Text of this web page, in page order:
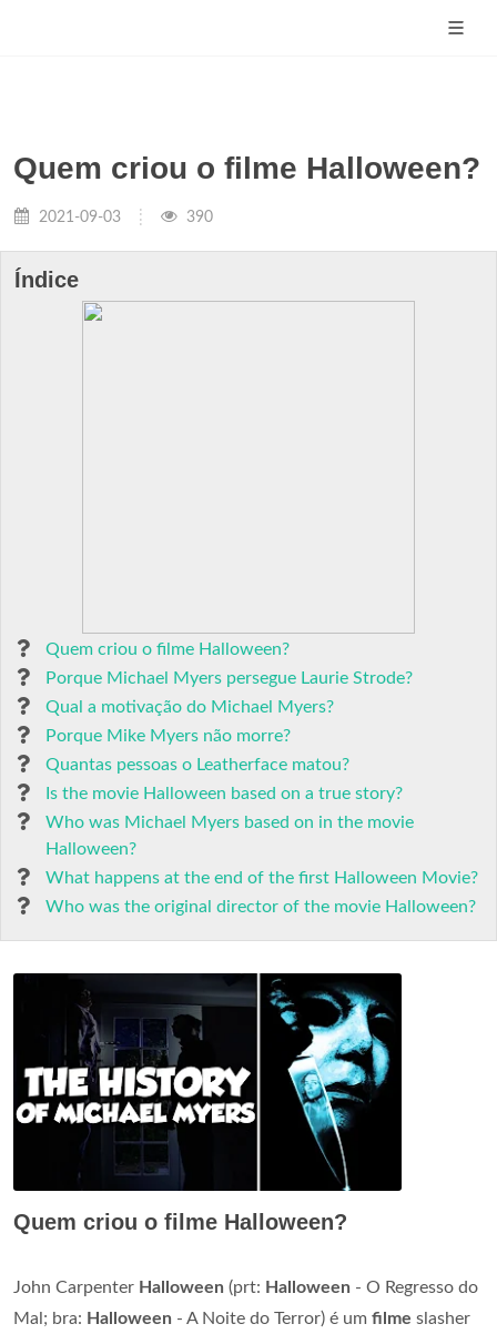
Quem criou o filme Halloween?
2021-09-03 390
Índice
Quem criou o filme Halloween?
Porque Michael Myers persegue Laurie Strode?
Qual a motivação do Michael Myers?
Porque Mike Myers não morre?
Quantas pessoas o Leatherface matou?
Is the movie Halloween based on a true story?
Who was Michael Myers based on in the movie
Halloween?
What happens at the end of the first Halloween Movie?
Who was the original director of the movie Halloween?
Quem criou o filme Halloween?
John Carpenter Halloween (prt: Halloween - O Regresso do
Mal; bra: Halloween - A Noite do Terror) é um filme slasher